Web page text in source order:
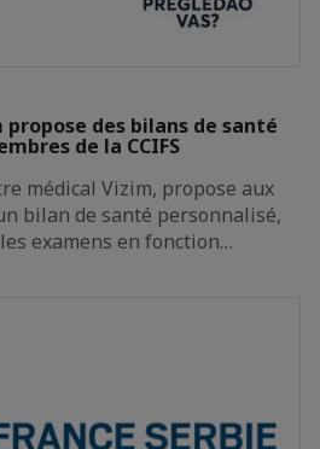
des bilans de santé
de la CCIFS
médical Vizim, propose aux
bilan de santé personnalisé,
examens en fonction…